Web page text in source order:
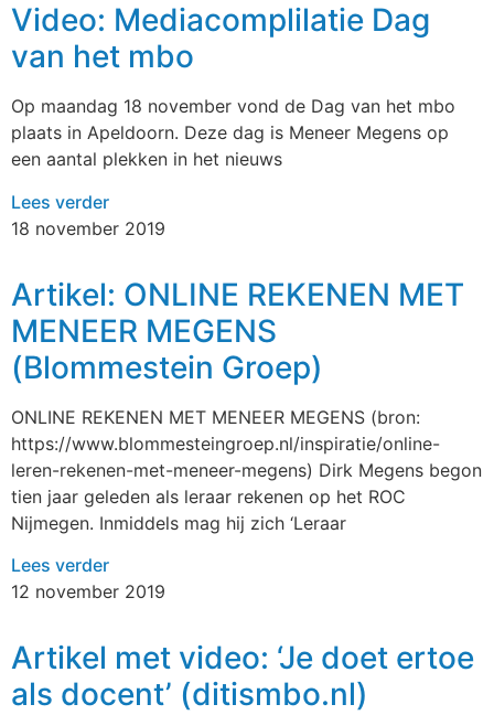
Video: Mediacomplilatie Dag
van het mbo
Op maandag 18 november vond de Dag van het mbo
plaats in Apeldoorn. Deze dag is Meneer Megens op
een aantal plekken in het nieuws
Lees verder
18 november 2019
Artikel: ONLINE REKENEN MET
MENEER MEGENS
(Blommestein Groep)
ONLINE REKENEN MET MENEER MEGENS (bron:
https://www.blommesteingroep.nl/inspiratie/online-
leren-rekenen-met-meneer-megens) Dirk Megens begon
tien jaar geleden als leraar rekenen op het ROC
Nijmegen. Inmiddels mag hij zich ‘Leraar
Lees verder
12 november 2019
Artikel met video: ‘Je doet ertoe
als docent’ (ditismbo.nl)